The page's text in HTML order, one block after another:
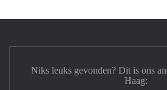
Niks leuks gevonden? Dit is ons
Haag: